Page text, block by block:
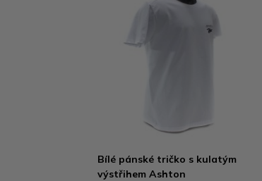
Bílé pánské tričko s kulatým
výstřihem Ashton